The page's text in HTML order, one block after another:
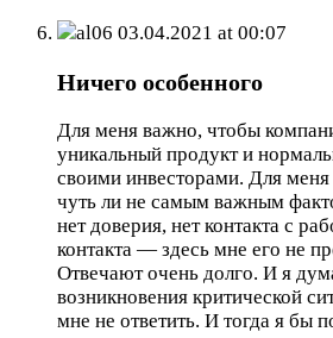
al06 03.04.2021 at 00:07
Ничего особенного
Для меня важно, чтобы
уникальный продукт и
своими инвесторами. Для
чуть ли не самым важным
нет доверия, нет контакта с
контакта — здесь мне его не
Отвечают очень долго. И я
возникновения критической
мне не ответить. И тогда я бы